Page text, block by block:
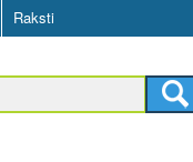
Raksti